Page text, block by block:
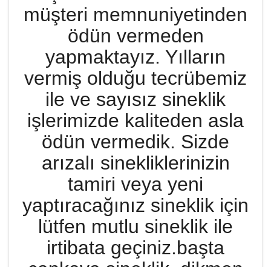
müşteri memnuniyetinden
ödün vermeden
yapmaktayız. Yılların
vermiş olduğu tecrübemiz
ile ve sayısız sineklik
işlerimizde kaliteden asla
ödün vermedik. Sizde
arızalı sinekliklerinizin
tamiri veya yeni
yaptıracağınız sineklik için
lütfen mutlu sineklik ile
irtibata geçiniz.başta